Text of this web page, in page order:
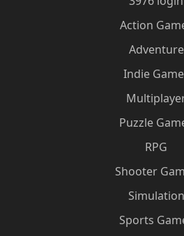
Action
Adventure
Indie
Puzzle
RPG
Shooter
Simulation
Sports